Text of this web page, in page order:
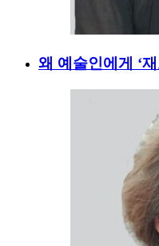
왜 예술인에게 ‘